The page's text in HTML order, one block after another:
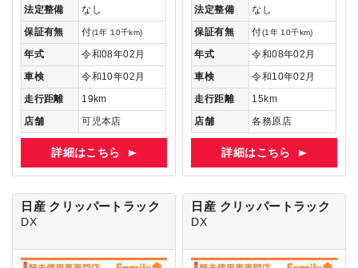
法定整備
なし
保証有無
付(1年 10千km)
年式
令和08年02月
車検
令和10年02月
走行距離
19km
店舗
可児本店
詳細はこちら
法定整備
なし
保証有無
付(1年 10千km)
年式
令和08年02月
車検
令和10年02月
走行距離
15km
店舗
各務原店
詳細はこちら
日産 クリッパートラック
DX
日産 クリッパートラック
DX